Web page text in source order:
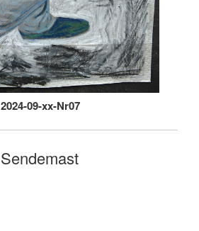
2024-09-xx-Nr07
Sendemast